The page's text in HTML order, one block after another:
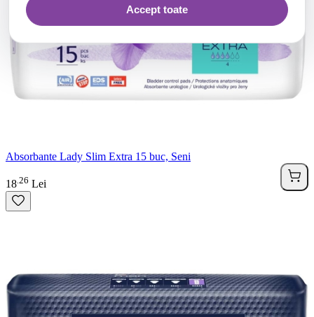
Accept toate
Absorbante Lady Slim Extra 15 buc, Seni
18 26 Lei